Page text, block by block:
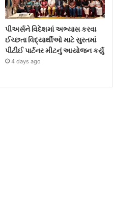
પીઅર્સને વિદેશમાં અભ્યાસ કરવા
ઈચ્છતા વિદ્યાર્થીઓ માટે સુરતમાં
પીટીઈ પાર્ટનર મીટનું આયોજન કર્યું
4 days ago